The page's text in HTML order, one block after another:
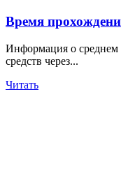
Время
Информация о среднем
средств через...
Читать